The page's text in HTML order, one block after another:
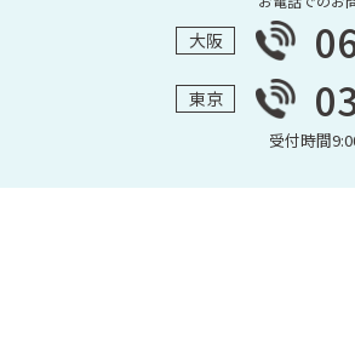
大阪
東京
受付時間